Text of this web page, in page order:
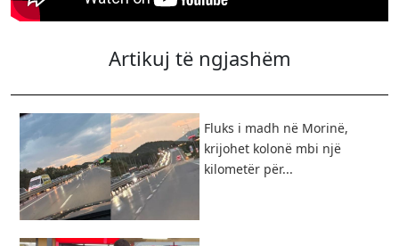
Artikuj të ngjashëm
Fluks i madh në Morinë,
krijohet kolonë mbi një
kilometër për...